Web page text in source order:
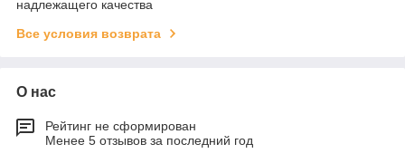
надлежащего качества
Все условия возврата
О нас
Рейтинг не сформирован
Менее 5 отзывов за последний год